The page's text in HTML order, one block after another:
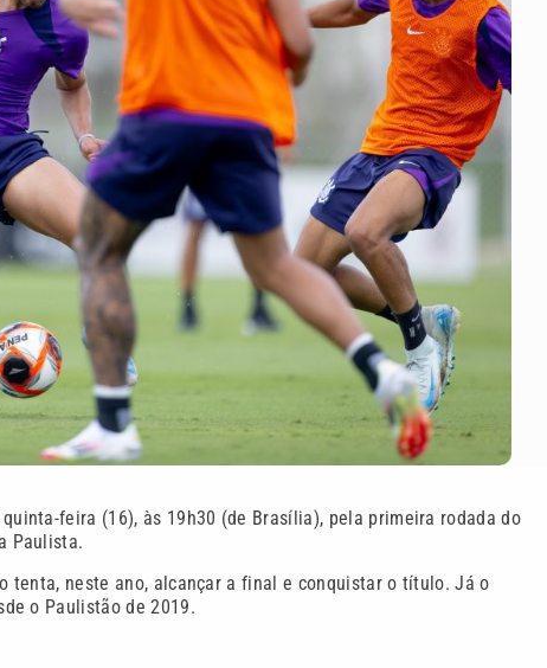
feira (16), às 19h30 (de Brasília), pela primeira rodada do
Paulista.
neste ano, alcançar a final e conquistar o título. Já o
o Paulistão de 2019.